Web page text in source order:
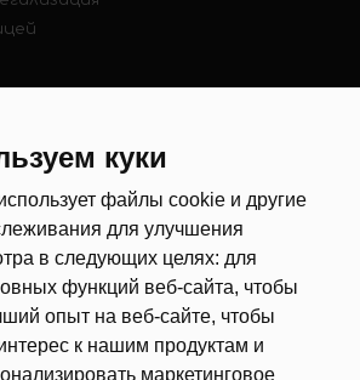
куки
файлы cookie и другие
для улучшения
в следующих целях: для
функций веб-сайта, чтобы
опыт на веб-сайте, чтобы
к нашим продуктам и
маркетинговое
труда